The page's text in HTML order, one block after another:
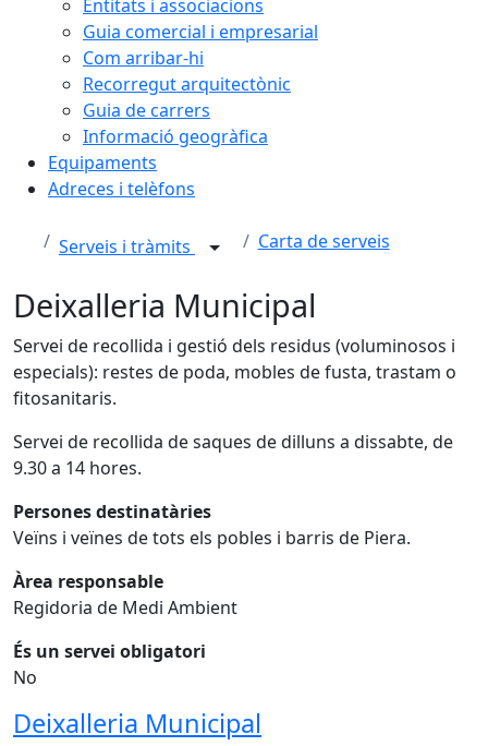
Entitats i associacions
Guia comercial i empresarial
Com arribar-hi
Recorregut arquitectònic
Guia de carrers
Informació geogràfica
Equipaments
Adreces i telèfons
Serveis i tràmits Carta de serveis
Deixalleria Municipal
Servei de recollida i gestió dels residus (voluminosos i
especials): restes de poda, mobles de fusta, trastam o
fitosanitaris.
Servei de recollida de saques de dilluns a dissabte, de
9.30 a 14 hores.
Persones destinatàries
Veïns i veïnes de tots els pobles i barris de Piera.
Àrea responsable
Regidoria de Medi Ambient
És un servei obligatori
No
Deixalleria Municipal